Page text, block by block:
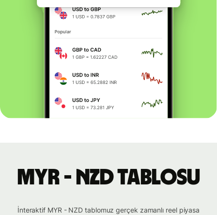
MYR - NZD tablosu
İnteraktif MYR - NZD tablomuz gerçek zamanlı reel piyasa